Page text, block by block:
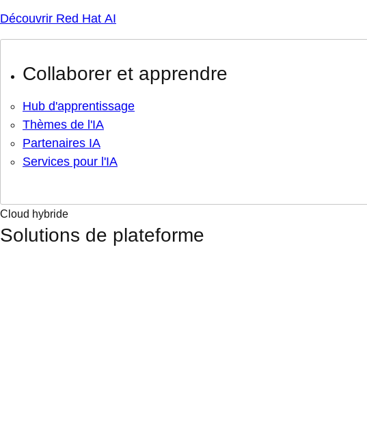
Découvrir Red Hat AI
Collaborer et apprendre
Hub d'apprentissage
Thèmes de l'IA
Partenaires IA
Services pour l'IA
Cloud hybride
Solutions de plateforme